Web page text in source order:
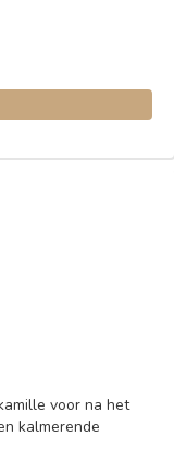
voor na het
kalmerende